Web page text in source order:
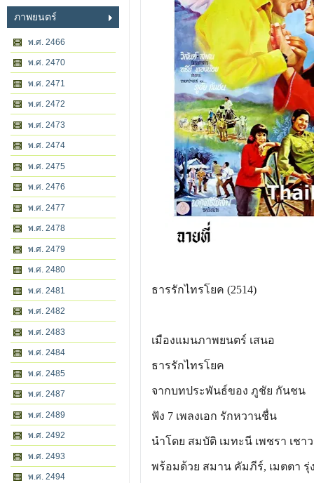
ภาพยนตร์
พ.ศ. 2466
พ.ศ. 2470
พ.ศ. 2471
พ.ศ. 2472
พ.ศ. 2473
พ.ศ. 2474
พ.ศ. 2475
พ.ศ. 2476
พ.ศ. 2477
พ.ศ. 2478
พ.ศ. 2479
พ.ศ. 2480
พ.ศ. 2481
พ.ศ. 2482
พ.ศ. 2483
พ.ศ. 2484
พ.ศ. 2485
พ.ศ. 2487
พ.ศ. 2489
พ.ศ. 2492
พ.ศ. 2493
พ.ศ. 2494
ธารรักไทรโยค (2514)
เมืองแมนภาพยนตร์ เสนอ
ธารรักไทรโยค
จากบทประพันธ์ของ ภูชัย กันชน
ฟัง 7 เพลงเอก รักหวานชื่น
นำโดย สมบัติ เมทะนี เพชรา เชา
พร้อมด้วย สมาน คัมภีร์, เมตตา รุ่